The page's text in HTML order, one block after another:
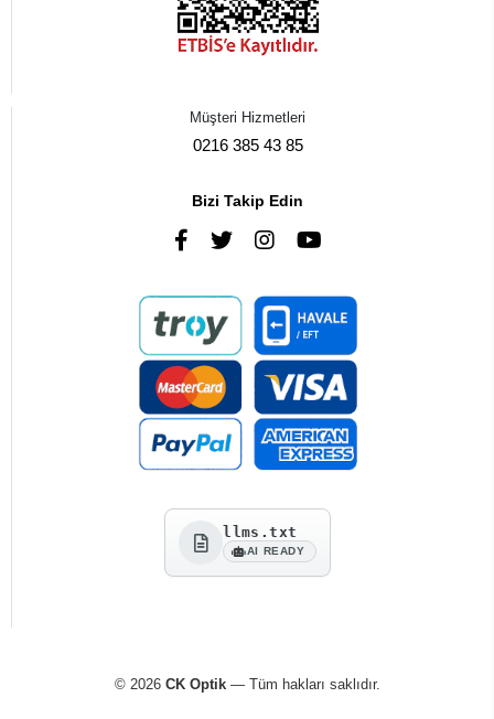
Müşteri Hizmetleri
0216 385 43 85
Bizi Takip Edin
llms.txt
AI READY
© 2026 CK Optik— Tüm hakları saklıdır.